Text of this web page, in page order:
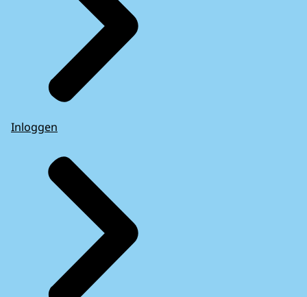
Inloggen